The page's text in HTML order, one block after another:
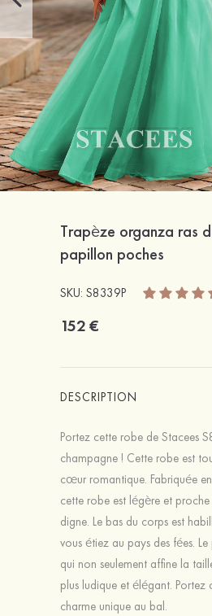
Trapèze organza ras
papillon poches
SKU: S8339P
152 €
DESCRIPTION
Portez cette robe de Stacees
champagne ! Cette robe est
cœur romantique. Fabriquée
cette robe est légère et
digne. Le bas du corps est
vous étiez au pays des fées.
qui non seulement affine la
plus ludique et élégant.
charme unique au bal.